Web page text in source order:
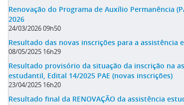
Renovação do Programa de Auxílio Permanência
2026
24/03/2026 09h50
Resultado das novas inscrições para a assistência
08/05/2025 16h29
Resultado provisório da situação da inscrição na
estudantil, Edital 14/2025 PAE (novas inscrições)
23/04/2025 16h20
Resultado final da RENOVAÇÃO da assistência